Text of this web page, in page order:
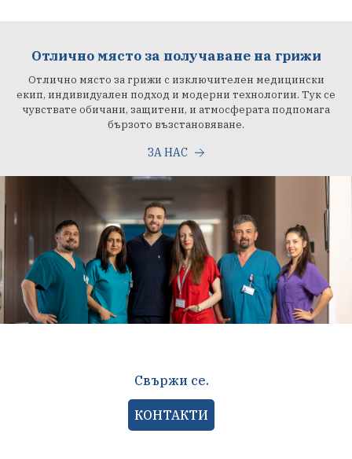
Отлично място за получаване на грижи
Отлично място за грижи с изключителен медицински
екип, индивидуален подход и модерни технологии. Тук се
чувствате обичани, защитени, и атмосферата подпомага
бързото възстановяване.
ЗA HAC
Свържи се.
КОНТАКТИ